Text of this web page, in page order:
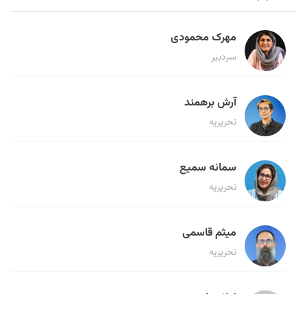
مهرک محمودی
سردبیر
آرش برهمند
تحریریه
سمانه سمیع
تحریریه
میثم قاسمی
تحریریه
لیلا حنارود